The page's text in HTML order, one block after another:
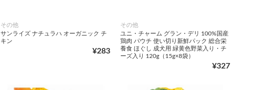
その他
サンライズ ナチュラハ オーガニック チ
キン
¥283
その他
ユニ・チャーム グラン・デリ 100%国産
鶏肉 パウチ 使い切り新鮮パック 総合栄
養食 ほぐし 成犬用 緑黄色野菜入り・チ
ーズ入り 120g（15g×8袋）
¥327